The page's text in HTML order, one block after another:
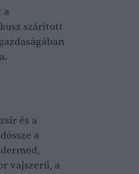
a
szárított
és a
a
vajszerű, a